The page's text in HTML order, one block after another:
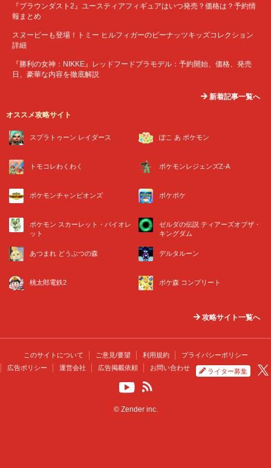
『ブラウンダスト2』ユースティアフィギュアはいつ発売？価格は？予約情
報まとめ
スヌーピーも登場！トミー ヒルフィガーのピーナッツキッズコレクション
詳細
『勝利の女神：NIKKE』レッドフードプラモデル：予約開始、価格、発売
日、豪華な内容を徹底解説
新着記事一覧へ
オススメ攻略サイト
スプラトゥーン レイダース ぽこ あ ポケモン
トモコレわくわく ポケモンレジェンズZ-A
ポケモンチャンピオンズ ポケポケ
ポケモン スカーレット・バイオレ
ット
ゼルダの伝説 ティアーズオブザ・
キングダム
あつまれ どうぶつの森 デルタルーン
桃太郎電鉄2 ポケ森 コンプリート
攻略サイト一覧へ
このサイトについて ご意見/要望 利用規約
プライバシーポリシー
広告ポリシー
運営会社 広告掲載依頼 お問い合わせ ライター募集
© Zender inc.